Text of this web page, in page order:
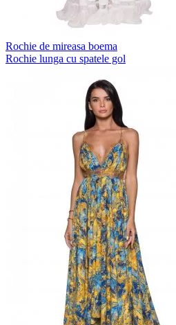
Rochie de mireasa boema
Rochie lunga cu spatele gol